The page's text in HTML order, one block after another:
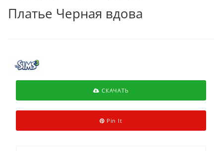
Платье Черная вдова
СКАЧАТЬ
Pin It